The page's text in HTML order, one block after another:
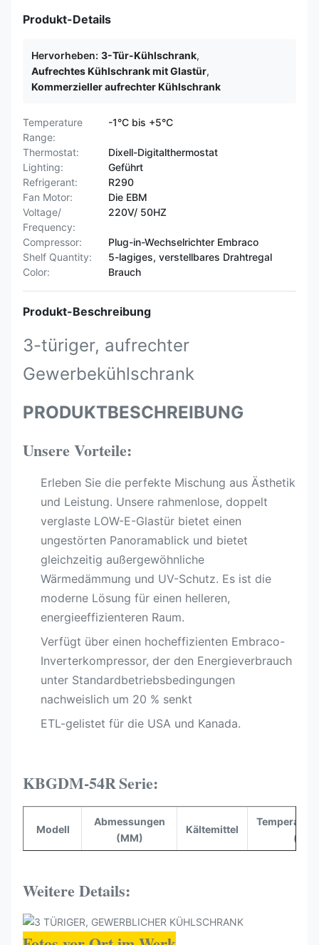
Produkt-Details
Hervorheben: 3-Tür-Kühlschrank,
Aufrechtes Kühlschrank mit Glastür,
Kommerzieller aufrechter Kühlschrank
Temperature
Range:
-1°C bis +5°C
Thermostat:
Dixell-Digitalthermostat
Lighting:
Geführt
Refrigerant:
R290
Fan Motor:
Die EBM
Voltage/
Frequency:
220V/ 50HZ
Compressor:
Plug-in-Wechselrichter Embraco
Shelf Quantity:
5-lagiges, verstellbares Drahtregal
Color:
Brauch
Produkt-Beschreibung
3-türiger, aufrechter
Gewerbekühlschrank
PRODUKTBESCHREIBUNG
Unsere Vorteile:
Erleben Sie die perfekte Mischung aus Ästhetik
und Leistung. Unsere rahmenlose, doppelt
verglaste LOW-E-Glastür bietet einen
ungestörten Panoramablick und bietet
gleichzeitig außergewöhnliche
Wärmedämmung und UV-Schutz. Es ist die
moderne Lösung für einen helleren,
energieeffizienteren Raum.
Verfügt über einen hocheffizienten Embraco-
Inverterkompressor, der den Energieverbrauch
unter Standardbetriebsbedingungen
nachweislich um 20 % senkt
ETL-gelistet für die USA und Kanada.​
KBGDM-54RSerie:
Modell
Abmessungen
(MM)
Kältemittel
(°C)
Weitere Details: